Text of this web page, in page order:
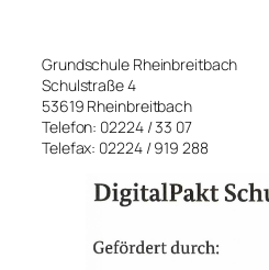
Grundschule Rheinbreitbach
Schulstraße 4
53619 Rheinbreitbach
Telefon: 02224 / 33 07
Telefax: 02224 / 919 288